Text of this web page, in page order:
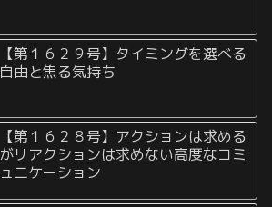
【第１６２９号】タイミングを選べる
自由と焦る気持ち
【第１６２８号】アクションは求める
がリアクションは求めない高度なコミ
ュニケーション